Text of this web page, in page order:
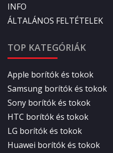
INFO
ÁLTALÁNOS FELTÉTELEK
TOP KATEGÓRIÁK
Apple borítók és tokok
Samsung borítók és tokok
Sony borítók és tokok
HTC borítók és tokok
LG borítók és tokok
Huawei borítók és tokok